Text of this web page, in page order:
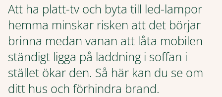
Att ha platt-tv och byta till led-lampor
hemma minskar risken att det börjar
brinna medan vanan att låta mobilen
ständigt ligga på laddning i soffan i
stället ökar den. Så här kan du se om
ditt hus och förhindra brand.